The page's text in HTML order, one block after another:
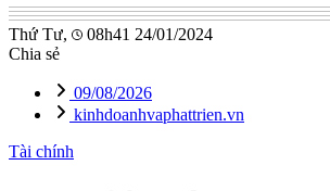
Thứ Tư,
08h41 24/01/2024
Chia sẻ
09/08/2026
kinhdoanhvaphattrien.vn
Tài chính